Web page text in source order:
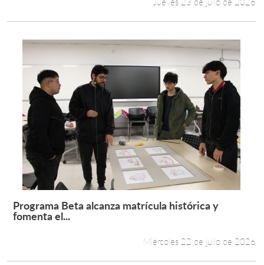
Leer más +
Programa Beta alcanza matrícula histórica y
fomenta el...
Miércoles 22 de julio de 2026